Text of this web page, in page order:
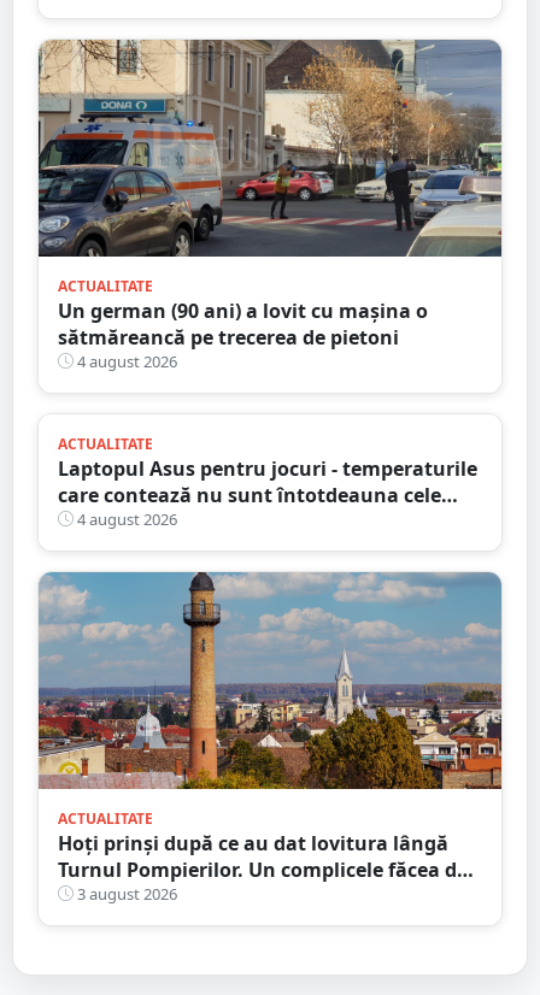
ACTUALITATE
Un german (90 ani) a lovit cu mașina o
sătmăreancă pe trecerea de pietoni
4 august 2026
ACTUALITATE
Laptopul Asus pentru jocuri - temperaturile
care contează nu sunt întotdeauna cele
mai mari
4 august 2026
ACTUALITATE
Hoți prinși după ce au dat lovitura lângă
Turnul Pompierilor. Un complicele făcea de
pază
3 august 2026